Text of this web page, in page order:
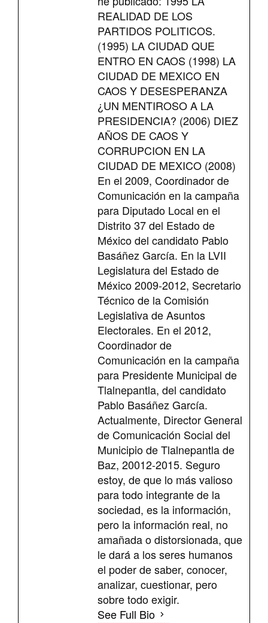
REALIDAD DE LOS
PARTIDOS POLITICOS.
(1995) LA CIUDAD QUE
ENTRO EN CAOS (1998) LA
CIUDAD DE MEXICO EN
CAOS Y DESESPERANZA
¿UN MENTIROSO A LA
PRESIDENCIA? (2006) DIEZ
AÑOS DE CAOS Y
CORRUPCION EN LA
CIUDAD DE MEXICO (2008)
En el 2009, Coordinador de
Comunicación en la campaña
para Diputado Local en el
Distrito 37 del Estado de
México del candidato Pablo
Basáñez García. En la LVII
Legislatura del Estado de
México 2009-2012, Secretario
Técnico de la Comisión
Legislativa de Asuntos
Electorales. En el 2012,
Coordinador de
Comunicación en la campaña
para Presidente Municipal de
Tlalnepantla, del candidato
Pablo Basáñez García.
Actualmente, Director General
de Comunicación Social del
Municipio de Tlalnepantla de
Baz, 20012-2015. Seguro
estoy, de que lo más valioso
para todo integrante de la
sociedad, es la información,
pero la información real, no
amañada o distorsionada, que
le dará a los seres humanos
el poder de saber, conocer,
analizar, cuestionar, pero
sobre todo exigir.
See Full Bio